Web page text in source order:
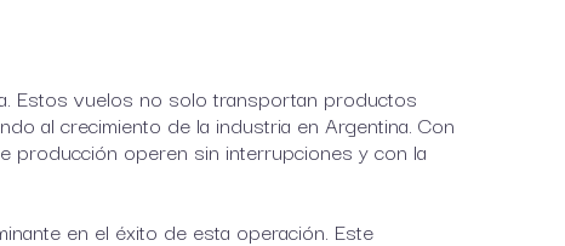
Estos vuelos no solo transportan productos
al crecimiento de la industria en Argentina. Con
producción operen sin interrupciones y con la
en el éxito de esta operación. Este